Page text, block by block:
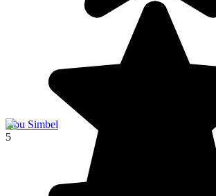
Abu Simbel
5